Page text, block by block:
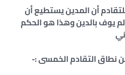
أن المدين يستطيع أن
يوف بالدين وهذا هو الحكم
نطاق التقادم الخمسى :-